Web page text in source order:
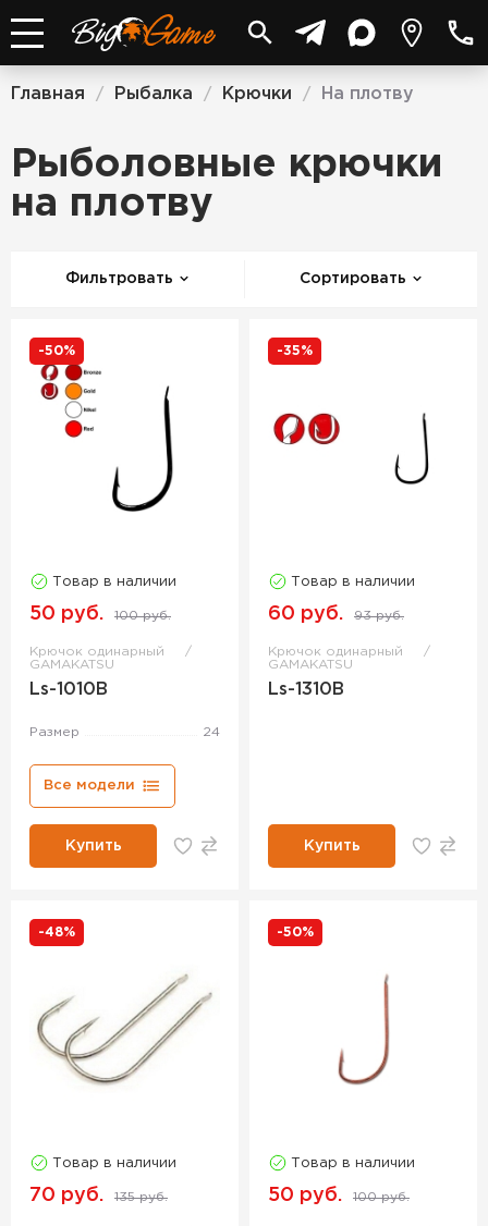
Главная / Рыбалка / Крючки / На плотву
Рыболовные крючки
на плотву
Фильтровать Сортировать
-50%
Товар в наличии
50 руб. 100 руб.
Крючок одинарный
GAMAKATSU
Ls-1010B
Размер 24
Все модели
Купить
-35%
Товар в наличии
60 руб. 93 руб.
Крючок одинарный
GAMAKATSU
Ls-1310B
Купить
-48%
Товар в наличии
70 руб. 135 руб.
-50%
Товар в наличии
50 руб. 100 руб.